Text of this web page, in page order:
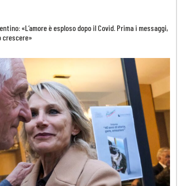
«L’amore è esploso dopo il Covid. Prima i messaggi,
crescere»